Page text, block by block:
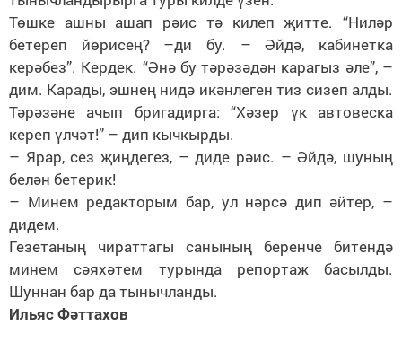
Төшке ашны ашап рәис тә килеп җитте. “Ниләр
бетереп йөрисең? –ди бу. – Әйдә, кабинетка
керәбез”. Кердек. “Әнә бу тәрәзәдән карагыз әле”, –
дим. Карады, эшнең нидә икәнлеген тиз сизеп алды.
Тәрәзәне ачып бригадирга: “Хәзер үк автовеска
кереп үлчәт!” – дип кычкырды.
– Ярар, сез җиңдегез, – диде рәис. – Әйдә, шуның
белән бетерик!
– Минем редакторым бар, ул нәрсә дип әйтер, –
дидем.
Гезетаның чираттагы санының беренче битендә
минем сәяхәтем турында репортаж басылды.
Шуннан бар да тынычланды.
Ильяс Фәттахов